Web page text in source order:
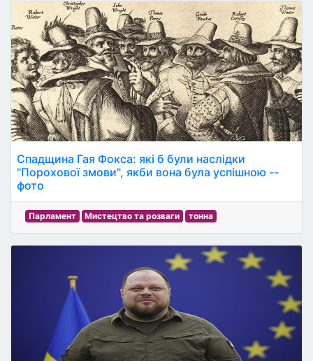
Спадщина Гая Фокса: які б були наслідки
"Порохової змови", якби вона була успішною --
фото
Парламент Мистецтво та розваги тонна